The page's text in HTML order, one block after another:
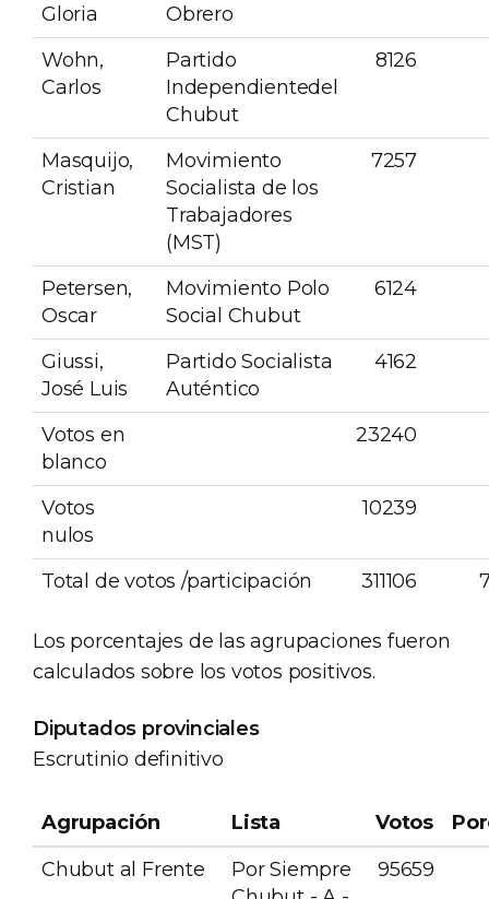
Gloria
Obrero
Wohn,
Carlos
Partido
Independientedel
Chubut
8126
Masquijo,
Cristian
Movimiento
Socialista de los
Trabajadores
(MST)
7257
Petersen,
Oscar
Movimiento Polo
Social Chubut
6124
Giussi,
José Luis
Partido Socialista
Auténtico
4162
Votos en
blanco
23240
Votos
nulos
10239
Total de votos /participación 311106
Los porcentajes de las agrupaciones fueron
calculados sobre los votos positivos.
Diputados provinciales
Escrutinio definitivo
Agrupación Lista Votos
Chubut al Frente
Por Siempre
95659